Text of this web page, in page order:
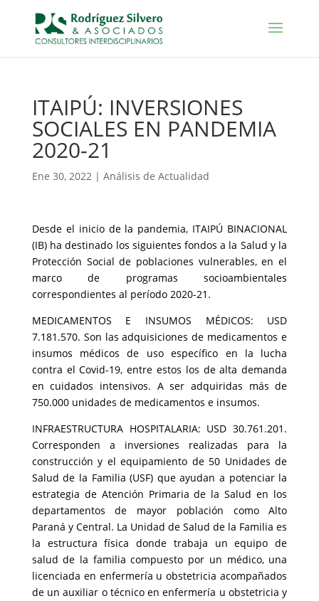
ITAIPÚ: INVERSIONES
SOCIALES EN PANDEMIA
2020-21
Ene 30, 2022| Análisis de Actualidad
Desde el inicio de la pandemia, ITAIPÚ BINACIONAL
(IB) ha destinado los siguientes fondos a la Salud y la
Protección Social de poblaciones vulnerables, en el
marco de programas socioambientales
correspondientes al período 2020-21.
MEDICAMENTOS E INSUMOS MÉDICOS: USD
7.181.570. Son las adquisiciones de medicamentos e
insumos médicos de uso específico en la lucha
contra el Covid-19, entre estos los de alta demanda
en cuidados intensivos. A ser adquiridas más de
750.000 unidades de medicamentos e insumos.
INFRAESTRUCTURA HOSPITALARIA: USD 30.761.201.
Corresponden a inversiones realizadas para la
construcción y el equipamiento de 50 Unidades de
Salud de la Familia (USF) que ayudan a potenciar la
estrategia de Atención Primaria de la Salud en los
departamentos de mayor población como Alto
Paraná y Central. La Unidad de Salud de la Familia es
la estructura física donde trabaja un equipo de
salud de la familia compuesto por un médico, una
licenciada en enfermería u obstetricia acompañados
de un auxiliar o técnico en enfermería u obstetricia y